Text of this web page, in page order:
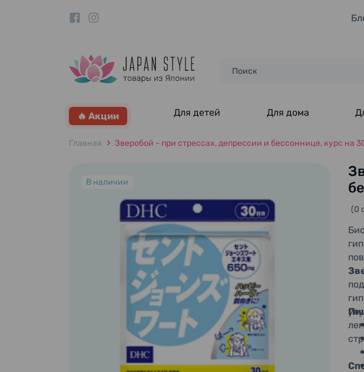
🔥 Акции Для детей Для дома
Главная Зверобой - при стрессах, депрессии и бессоннице, курс на
В наличии
(0